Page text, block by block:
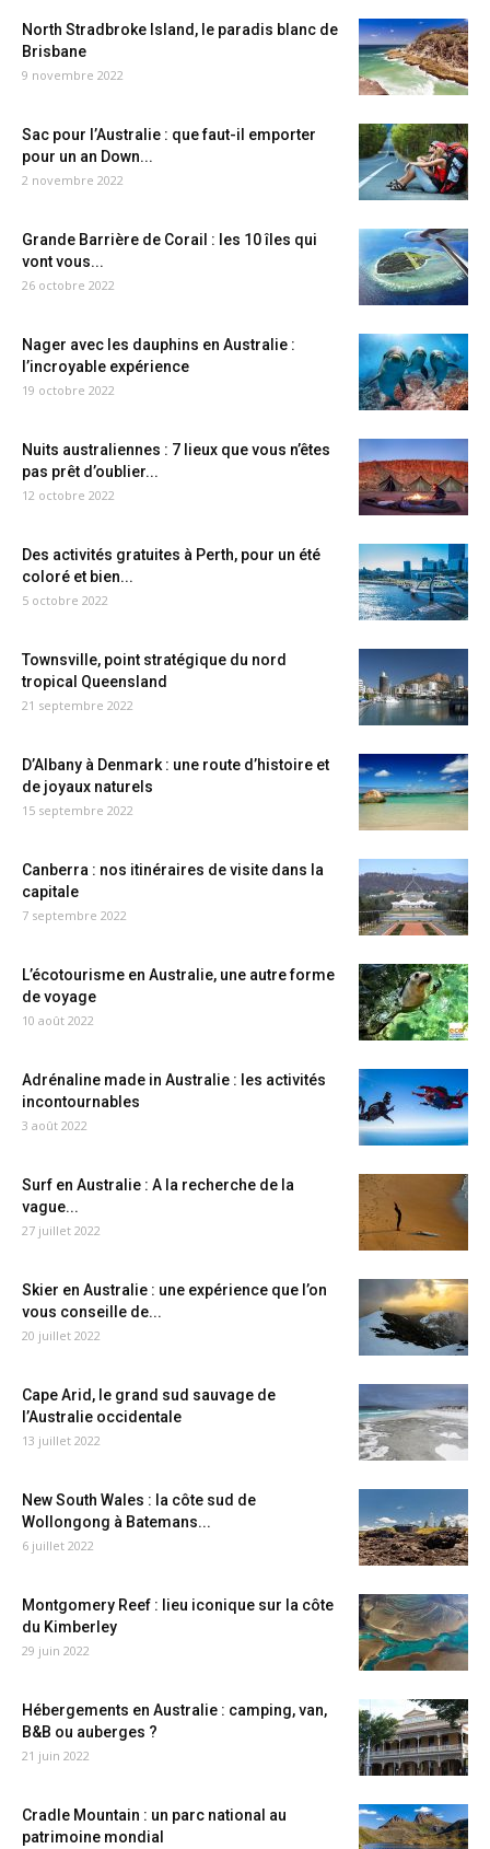
North Stradbroke Island, le paradis blanc de
Brisbane
9 novembre 2022
Sac pour l’Australie : que faut-il emporter
pour un an Down...
2 novembre 2022
Grande Barrière de Corail : les 10 îles qui
vont vous...
26 octobre 2022
Nager avec les dauphins en Australie :
l’incroyable expérience
19 octobre 2022
Nuits australiennes : 7 lieux que vous n’êtes
pas prêt d’oublier...
12 octobre 2022
Des activités gratuites à Perth, pour un été
coloré et bien...
5 octobre 2022
Townsville, point stratégique du nord
tropical Queensland
21 septembre 2022
D’Albany à Denmark : une route d’histoire et
de joyaux naturels
15 septembre 2022
Canberra : nos itinéraires de visite dans la
capitale
7 septembre 2022
L’écotourisme en Australie, une autre forme
de voyage
10 août 2022
Adrénaline made in Australie : les activités
incontournables
3 août 2022
Surf en Australie : A la recherche de la
vague...
27 juillet 2022
Skier en Australie : une expérience que l’on
vous conseille de...
20 juillet 2022
Cape Arid, le grand sud sauvage de
l’Australie occidentale
13 juillet 2022
New South Wales : la côte sud de
Wollongong à Batemans...
6 juillet 2022
Montgomery Reef : lieu iconique sur la côte
du Kimberley
29 juin 2022
Hébergements en Australie : camping, van,
B&B ou auberges ?
21 juin 2022
Cradle Mountain : un parc national au
patrimoine mondial